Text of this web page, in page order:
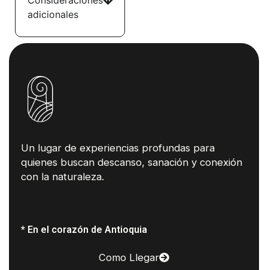
adicionales
Un lugar de experiencias profundas para
quienes buscan descanso, sanación y conexión
con la naturaleza.
* En el corazón de Antioquia
Como Llegar